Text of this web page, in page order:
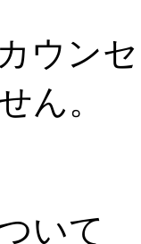
ウン
ん。
いて